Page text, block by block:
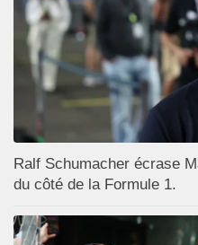
Ralf Schumacher écrase
du côté de la Formule 1.